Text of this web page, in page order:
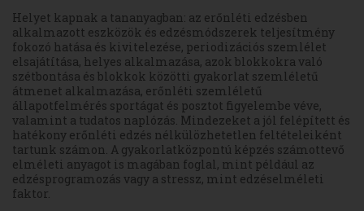
Helyet kapnak a tananyagban: az erőnléti edzésben
alkalmazott eszközök és edzésmódszerek teljesítmény
fokozó hatása és kivitelezése, periodizációs szemlélet
elsajátítása, helyes alkalmazása, azok blokkokra való
szétbontása és blokkok közötti gyakorlat szemléletű
átmenet alkalmazása, erőnléti szemléletű
állapotfelmérés sportágat és posztot figyelembe véve,
valamint a tudatos naplózás. Mindezeket a jól felépített és
hatékony erőnléti edzés nélkülözhetetlen feltételeiként
tartunk számon. A gyakorlatközpontú képzés számottevő
elméleti anyagot is magában foglal, mint például az
edzésprogramozás vagy a stressz, mint edzéselméleti
faktor.